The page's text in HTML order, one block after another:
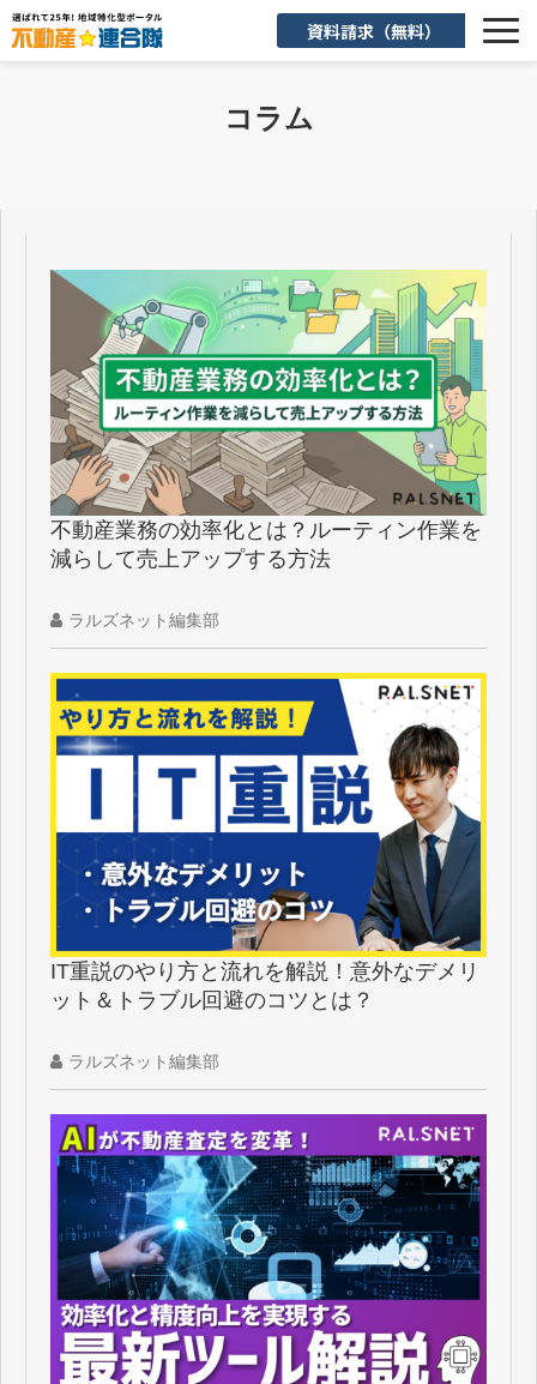
資料請求（無料）
お客様活用事例
よくあるご質問
お知らせ
お役立ち情報
コラム
不動産業務の効率化とは？ルーティン作業を
減らして売上アップする方法
ラルズネット編集部
IT重説のやり方と流れを解説！意外なデメリ
ット＆トラブル回避のコツとは？
ラルズネット編集部